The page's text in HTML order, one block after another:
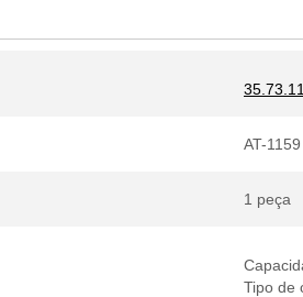
AT-1159
1 peça
Tipo de